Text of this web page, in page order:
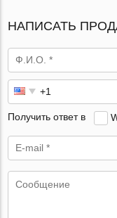
НАПИСАТЬ
Получить ответ в